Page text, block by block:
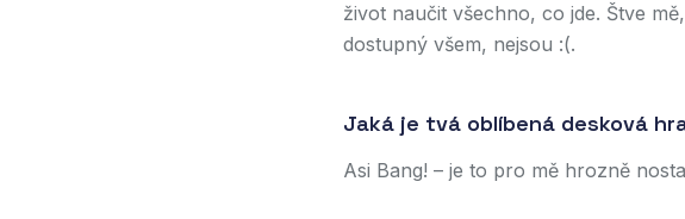
život naučit všechno, co jde. Štve
dostupný všem, nejsou :(.
Jaká je tvá oblíbená desková
Asi Bang! – je to pro mě hrozně